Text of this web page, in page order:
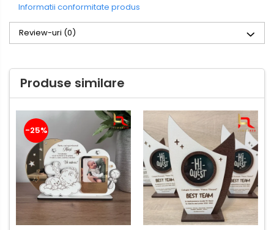
Informatii conformitate produs
Review-uri (0)
Produse similare
-25%